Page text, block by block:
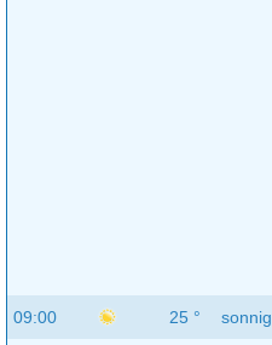
09:00 25 ° sonnig